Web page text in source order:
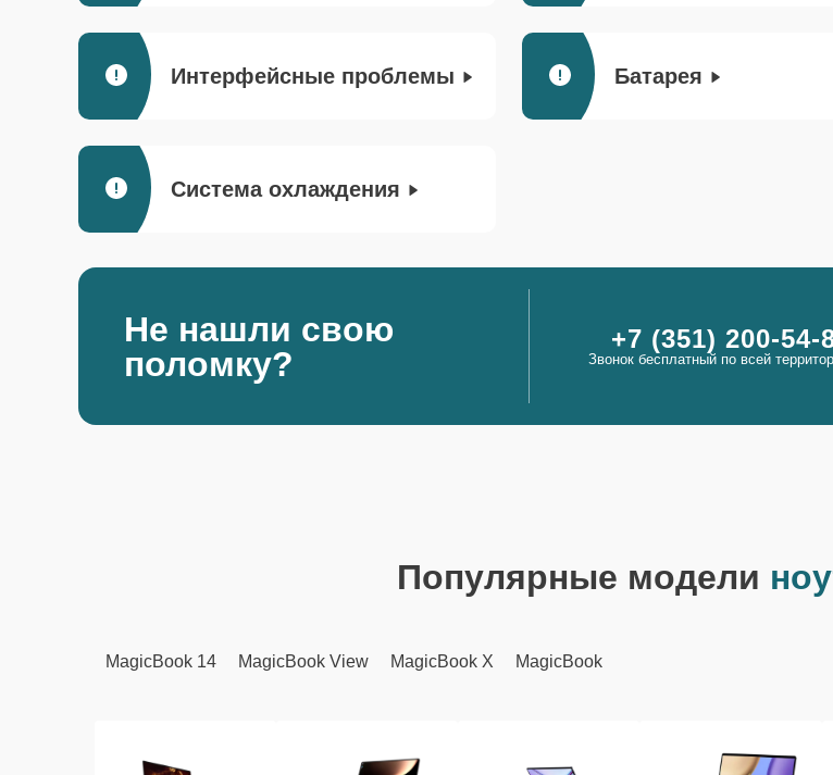
Интерфейсные проблемы Батарея
Система охлаждения
Не нашли свою
поломку?
+7 (351) 200-54-
Звонок бесплатный по всей
Популярные модели
MagicBook 14 MagicBook View MagicBook X MagicBook